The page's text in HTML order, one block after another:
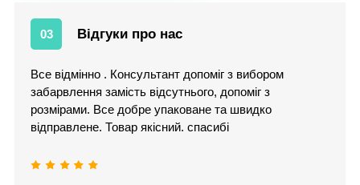
03 Відгуки про нас
Все відмінно . Консультант допоміг з вибором
забарвлення замість відсутнього, допоміг з
розмірами. Все добре упаковане та швидко
відправлене. Товар якісний. спасибі